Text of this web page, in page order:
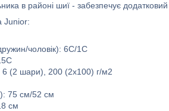
в районі шиї - забезпечує
Junior:
чоловік): 6С/1С
(2 шари), 200 (2x100) г/м2
75 см/52 см
см